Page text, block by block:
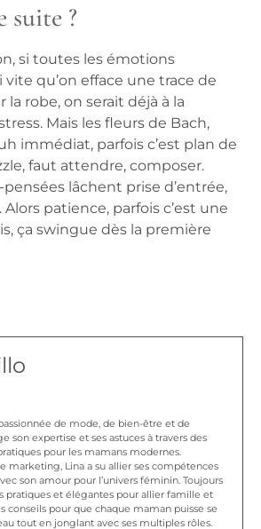
suite ?
si toutes les émotions
vite qu’on efface une trace de
la robe, on serait déjà à la
Mais les fleurs de Bach,
immédiat, parfois c’est plan de
faut attendre, composer.
lâchent prise d’entrée,
patience, parfois c’est une
ça swingue dès la première
de mode, de bien-être et de
son expertise et ses astuces à travers des
pour les mamans modernes.
marketing, Lina a su allier ses compétences
son amour pour l’univers féminin. Toujours
pratiques et élégantes pour allier famille et
conseils pour que chaque maman puisse se
tout en jonglant avec ses multiples rôles.